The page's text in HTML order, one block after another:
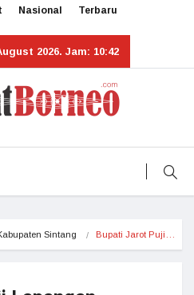
Nasional Terbaru
2026. Jam: 10:42
Sintang Bupati Jarot Puji…